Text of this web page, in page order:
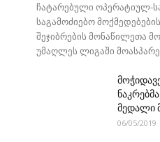
ჩატარებული ოპერატიულ-
საგამოძიებო
შეჯიბრების მონაწილეთა
უმაღლეს ლიგაში
მედალი
06/05/2019